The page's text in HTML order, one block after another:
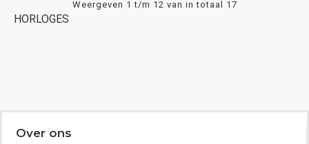
Weergeven 1 t/m 12 van in totaal 17
HORLOGES
Over ons